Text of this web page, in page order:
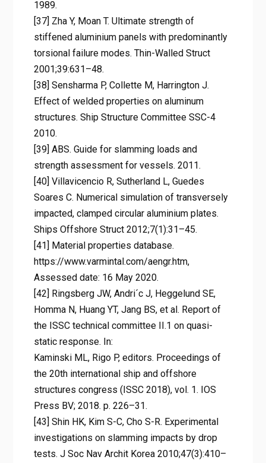
1989.
[37] Zha Y, Moan T. Ultimate strength of
stiffened aluminium panels with predominantly
torsional failure modes. Thin-Walled Struct
2001;39:631–48.
[38] Sensharma P, Collette M, Harrington J.
Effect of welded properties on aluminum
structures. Ship Structure Committee SSC-4
2010.
[39] ABS. Guide for slamming loads and
strength assessment for vessels. 2011.
[40] Villavicencio R, Sutherland L, Guedes
Soares C. Numerical simulation of transversely
impacted, clamped circular aluminium plates.
Ships Offshore Struct 2012;7(1):31–45.
[41] Material properties database.
https://www.varmintal.com/aengr.htm,
Assessed date: 16 May 2020.
[42] Ringsberg JW, Andri´c J, Heggelund SE,
Homma N, Huang YT, Jang BS, et al. Report of
the ISSC technical committee II.1 on quasi-
static response. In:
Kaminski ML, Rigo P, editors. Proceedings of
the 20th international ship and offshore
structures congress (ISSC 2018), vol. 1. IOS
Press BV; 2018. p. 226–31.
[43] Shin HK, Kim S-C, Cho S-R. Experimental
investigations on slamming impacts by drop
tests. J Soc Nav Archit Korea 2010;47(3):410–